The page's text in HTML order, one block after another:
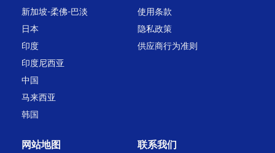
新加坡-柔佛-巴淡
日本
印度
印度尼西亚
中国
马来西亚
韩国
使用条款
隐私政策
供应商行为准则
网站地图 联系我们